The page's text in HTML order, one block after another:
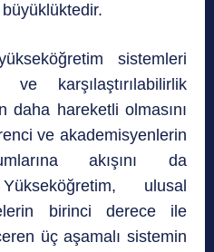
sistemleri
karşılaştırılabilirlik
daha hareketli olmasını
ve akademisyenlerin
akışını da
Yükseköğretim, ulusal
birinci derece ile
üç aşamalı sistemin